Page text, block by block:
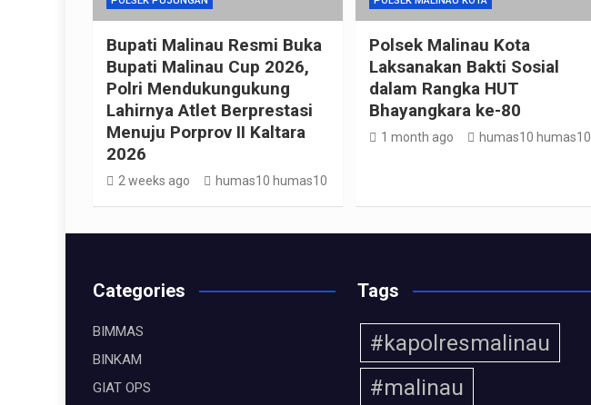
Bupati Malinau Resmi Buka
Bupati Malinau Cup 2026,
Polri Mendukungukung
Lahirnya Atlet Berprestasi
Menuju Porprov II Kaltara
2026
2 weeks ago humas10 humas10
Polsek Malinau Kota
Laksanakan Bakti Sosial
dalam Rangka HUT
Bhayangkara ke-80
1 month ago humas10 humas10
Categories
BIMMAS
BINKAM
GIAT OPS
Tags
#kapolresmalinau
#malinau